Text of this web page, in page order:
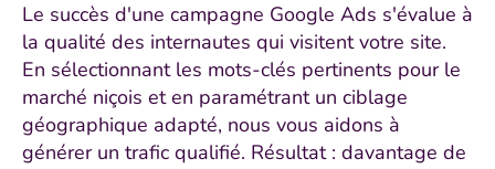
Le succès d'une campagne Google Ads s'évalue à
la qualité des internautes qui visitent votre site.
En sélectionnant les mots-clés pertinents pour le
marché niçois et en paramétrant un ciblage
géographique adapté, nous vous aidons à
générer un trafic qualifié. Résultat : davantage de